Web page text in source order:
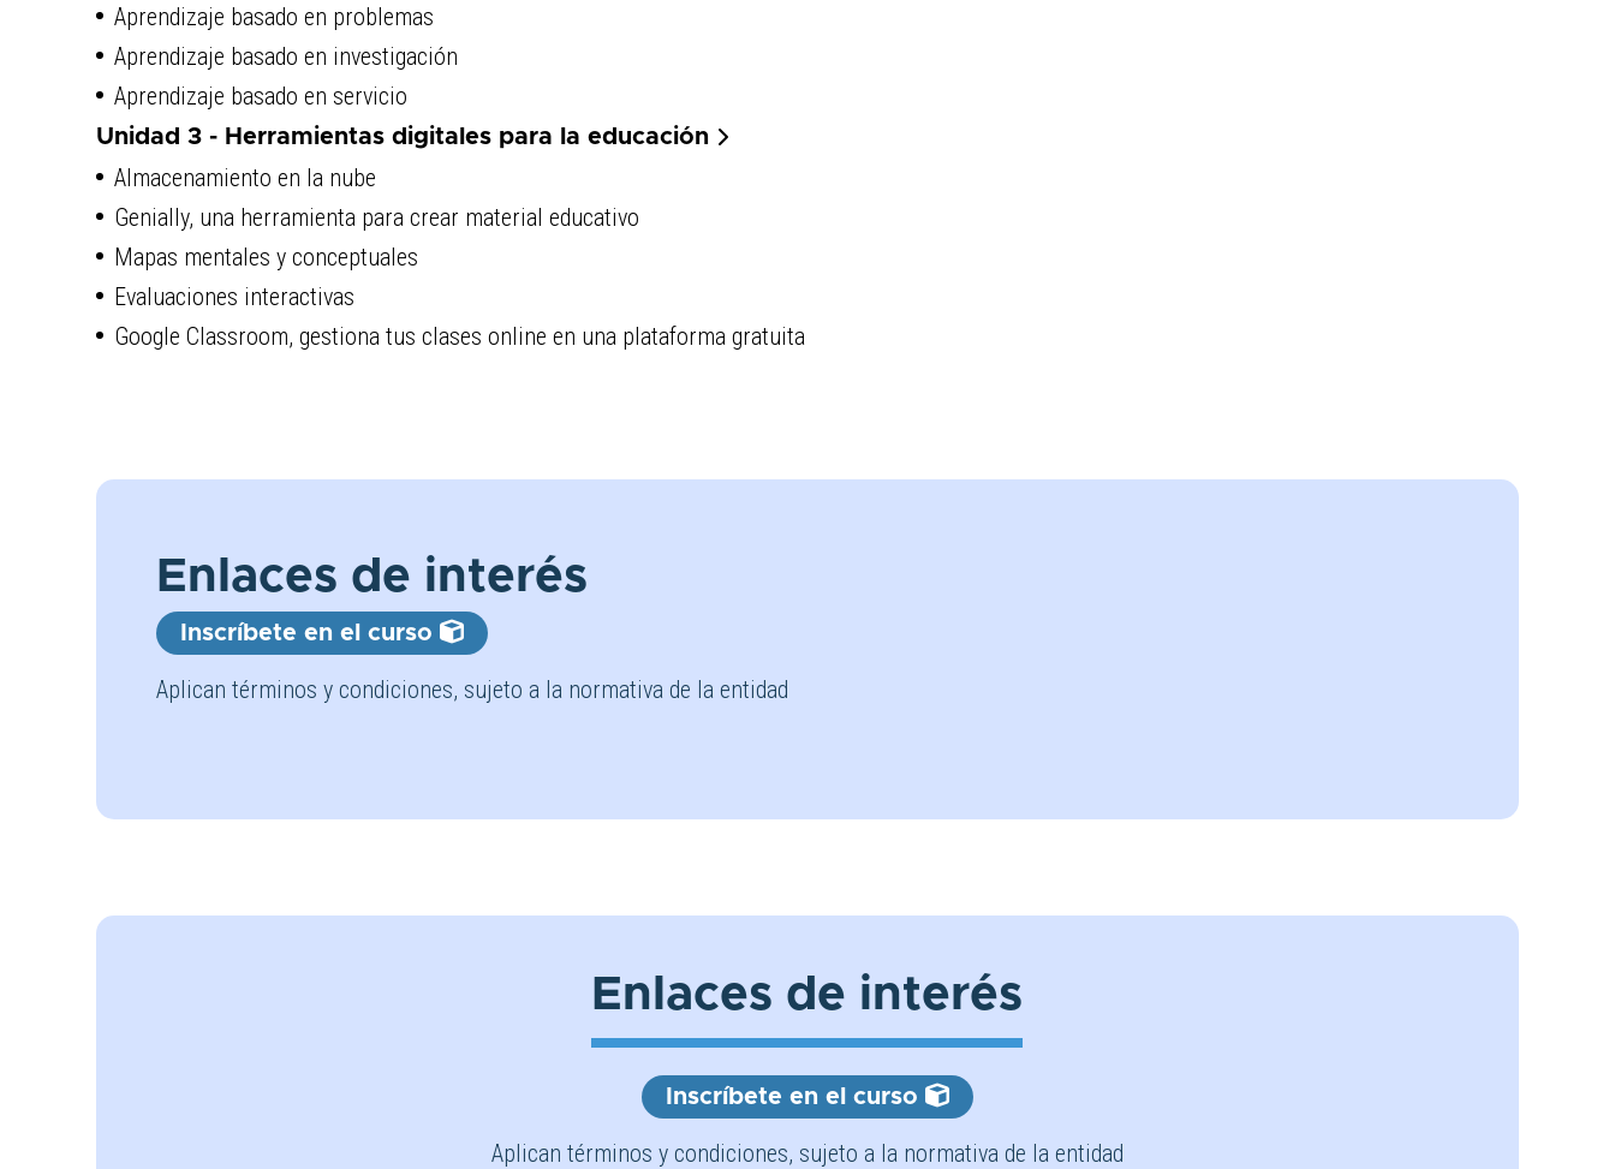
Aprendizaje basado en problemas
Aprendizaje basado en investigación
Aprendizaje basado en servicio
Unidad 3 - Herramientas digitales para la educación
Almacenamiento en la nube
Genially, una herramienta para crear material educativo
Mapas mentales y conceptuales
Evaluaciones interactivas
Google Classroom, gestiona tus clases online en una plataforma gratuita
Enlaces de interés
Inscríbete en el curso
Aplican términos y condiciones, sujeto a la normativa de la entidad
Enlaces de interés
Inscríbete en el curso
Aplican términos y condiciones, sujeto a la normativa de la entidad